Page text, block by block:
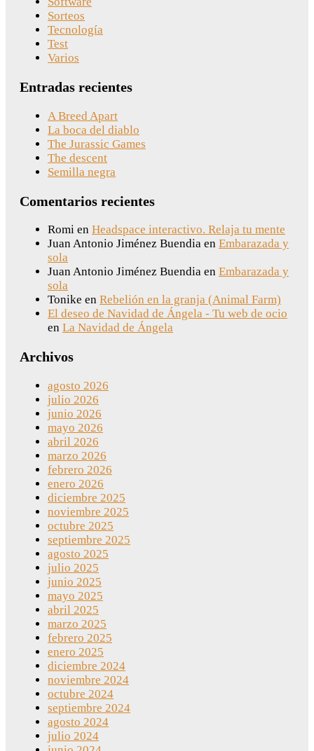
Sorteos
Tecnología
Test
Varios
Entradas recientes
A Breed Apart
La boca del diablo
The Jurassic Games
The descent
Semilla negra
Comentarios recientes
Romi en Headspace interactivo. Relaja tu mente
Juan Antonio Jiménez Buendia en Embarazada y
sola
Juan Antonio Jiménez Buendia en Embarazada y
sola
Tonike en Rebelión en la granja (Animal Farm)
El deseo de Navidad de Ángela - Tu web de ocio
en La Navidad de Ángela
Archivos
agosto 2026
julio 2026
junio 2026
mayo 2026
abril 2026
marzo 2026
febrero 2026
enero 2026
diciembre 2025
noviembre 2025
octubre 2025
septiembre 2025
agosto 2025
julio 2025
junio 2025
mayo 2025
abril 2025
marzo 2025
febrero 2025
enero 2025
diciembre 2024
noviembre 2024
octubre 2024
septiembre 2024
agosto 2024
julio 2024